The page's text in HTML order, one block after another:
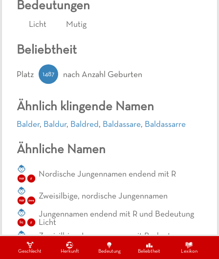
Geschlecht Herkunft Bedeutung Beliebtheit Lexikon
Bedeutungen
Licht Mutig
Ähnlich klingende Namen
Balder, Baldur, Baldred, Baldassare, Baldassarre
Ähnliche Namen
nor r Nordische Jungennamen endend mit R
nor zwe Zweisilbige, nordische Jungennamen
lic r
Jungennamen endend mit R und Bedeutung
Licht
zwe
Zweisilbige Jungennamen mit Bedeutung
Beliebtheit
Platz 1487 nach Anzahl Geburten